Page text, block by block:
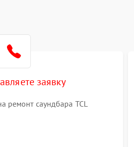
заявку
ремонт саундбара TCL